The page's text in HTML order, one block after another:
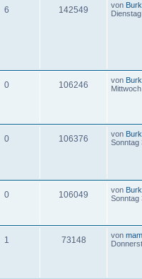
6 142549 von
0 106246 von
0 106376 von
Sonntag
0 106049 von
Sonntag
1 73148 von